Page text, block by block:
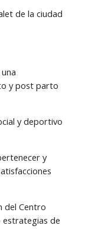
de la ciudad
y post parto
y deportivo
y
del Centro
estrategias de